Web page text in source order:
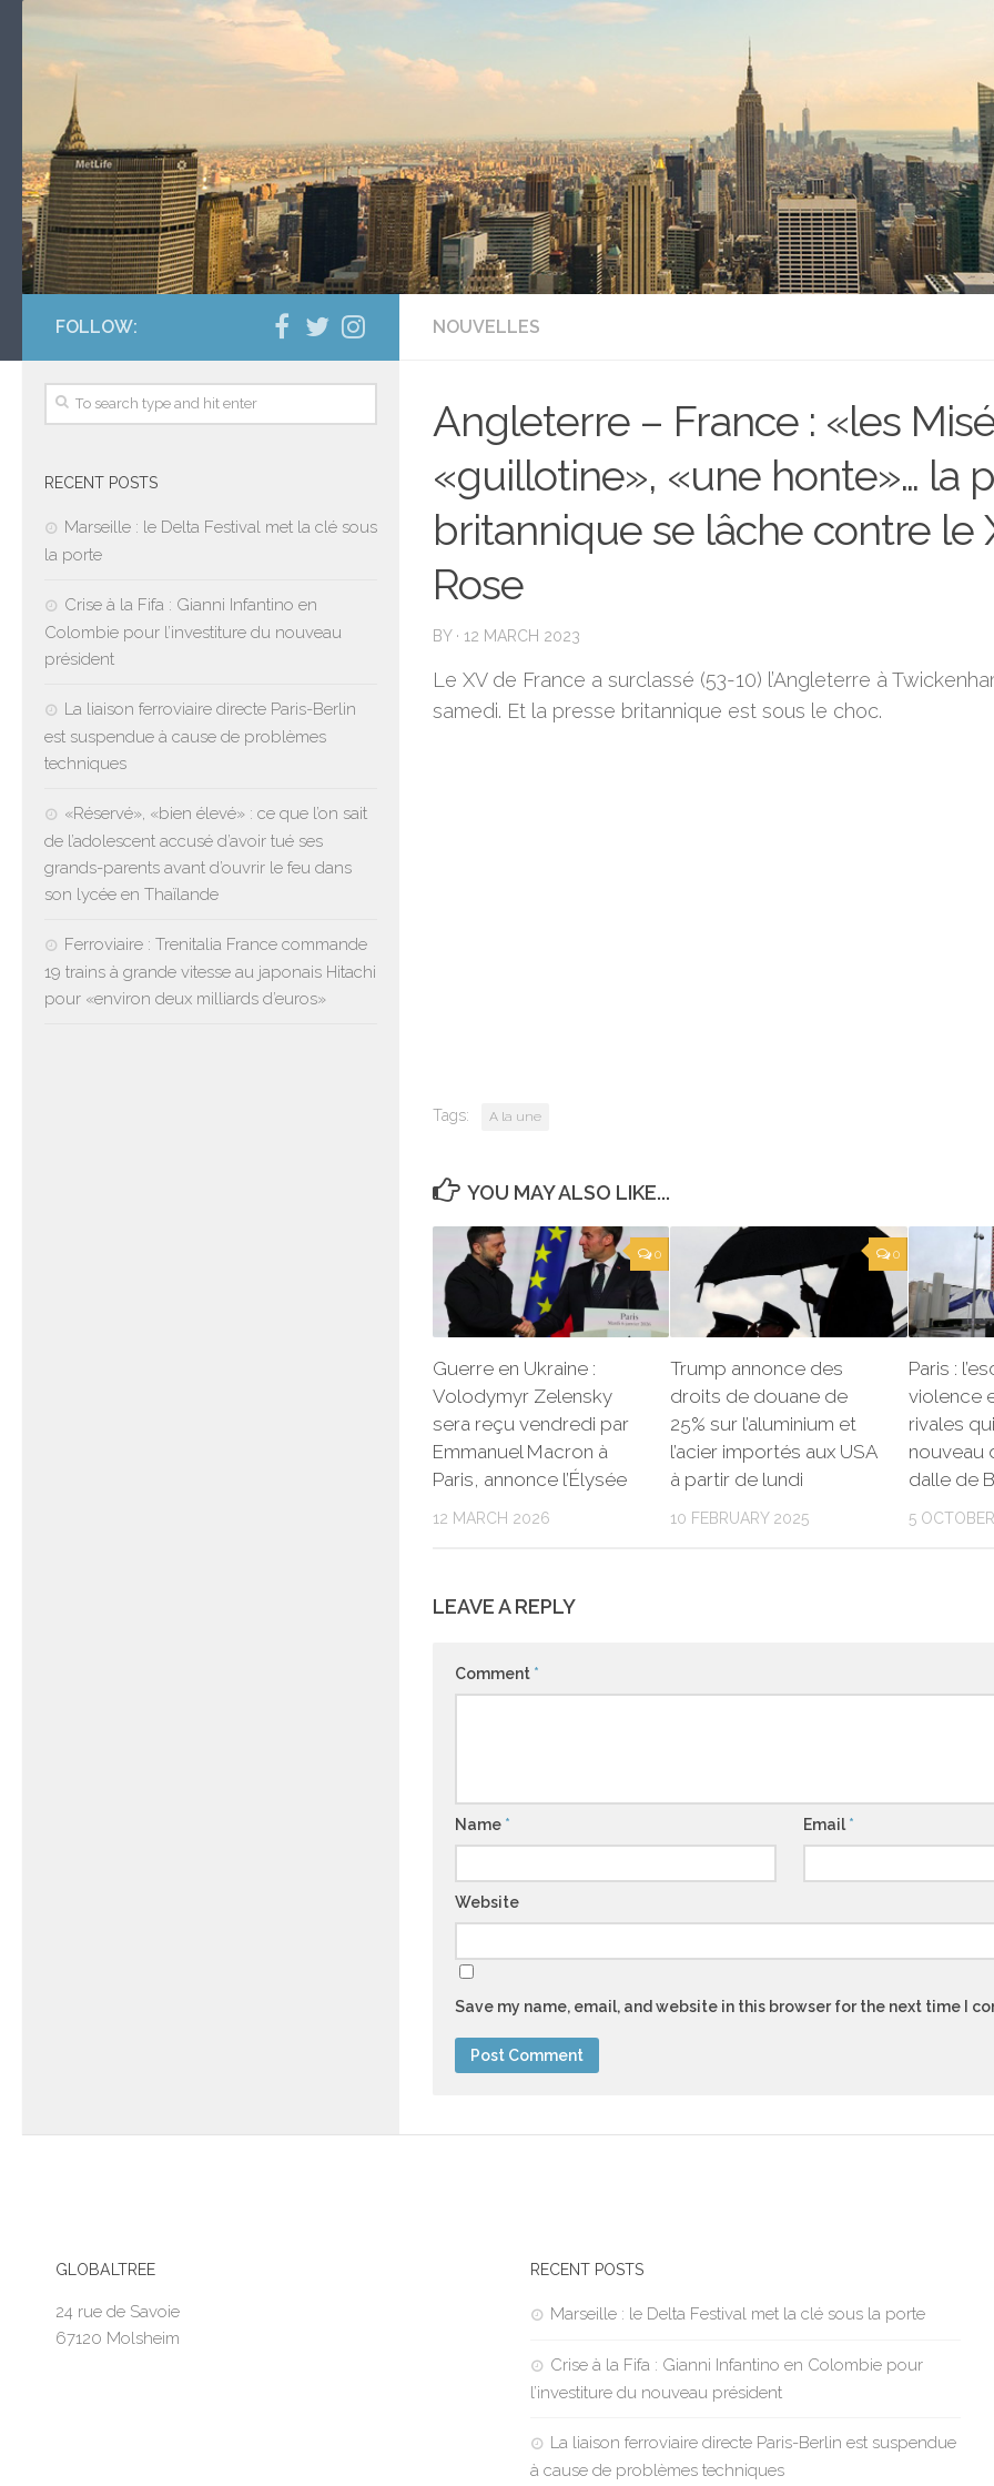
NOUVELLES
Angleterre – France : «les
«guillotine», «une honte»… la
britannique se lâche contre le
Rose
BY · 12 MARCH 2023
Le XV de France a surclassé (53-10) l’Angleterre à
samedi. Et la presse britannique est sous le choc.
Tags: A la une
YOU MAY ALSO LIKE...
0
Guerre en Ukraine :
Volodymyr Zelensky
sera reçu vendredi par
Emmanuel Macron à
Paris, annonce l’Élysée
12 MARCH 2026
0
Trump annonce des
droits de douane de
25% sur l’aluminium et
l’acier importés aux USA
à partir de lundi
10 FEBRUARY 2025
Paris :
violence
rivales
nouveau
dalle de
5
LEAVE A REPLY
Comment *
Name * Email*
Website
Save my name, email, and website in this browser for the next time I
FOLLOW:
RECENT POSTS
Marseille : le Delta Festival met la clé sous
la porte
Crise à la Fifa : Gianni Infantino en
Colombie pour l’investiture du nouveau
président
La liaison ferroviaire directe Paris-Berlin
est suspendue à cause de problèmes
techniques
«Réservé», «bien élevé» : ce que l’on sait
de l’adolescent accusé d’avoir tué ses
grands-parents avant d’ouvrir le feu dans
son lycée en Thaïlande
Ferroviaire : Trenitalia France commande
19 trains à grande vitesse au japonais Hitachi
pour «environ deux milliards d’euros»
GLOBALTREE
24 rue de Savoie
67120 Molsheim
RECENT POSTS
Marseille : le Delta Festival met la clé sous la porte
Crise à la Fifa : Gianni Infantino en Colombie pour
l’investiture du nouveau président
La liaison ferroviaire directe Paris-Berlin est suspendue
à cause de problèmes techniques